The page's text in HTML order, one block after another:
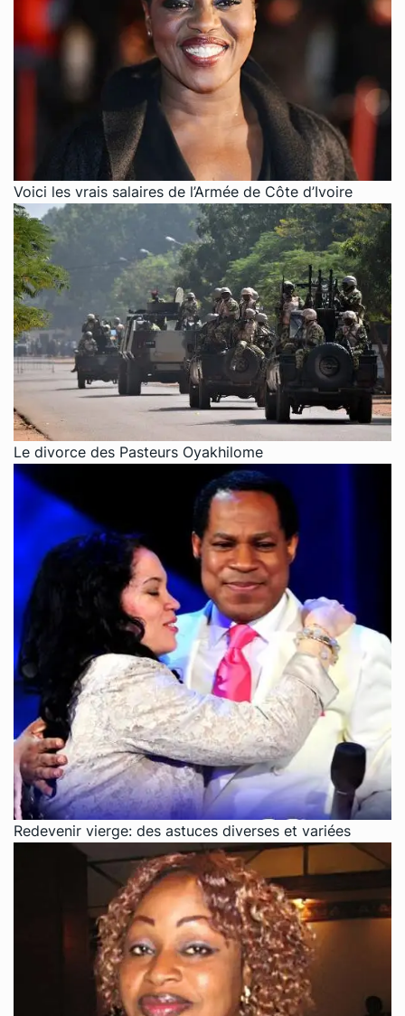
Voici les vrais salaires de l’Armée de Côte d’Ivoire
Le divorce des Pasteurs Oyakhilome
Redevenir vierge: des astuces diverses et variées